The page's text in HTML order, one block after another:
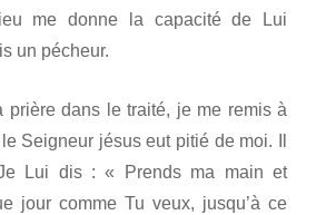
me donne la capacité de Lui
un pécheur.
prière dans le traité, je me remis à
Seigneur jésus eut pitié de moi. Il
Lui dis : « Prends ma main et
jour comme Tu veux, jusqu’à ce